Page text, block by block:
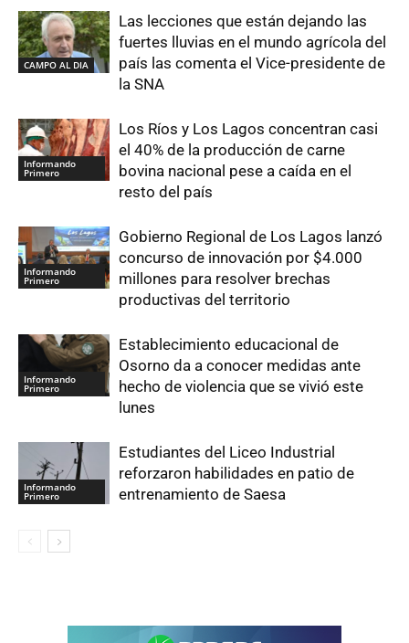
CAMPO AL DIA
Las lecciones que están dejando las
fuertes lluvias en el mundo agrícola del
país las comenta el Vice-presidente de
la SNA
Informando
Primero
Los Ríos y Los Lagos concentran casi
el 40% de la producción de carne
bovina nacional pese a caída en el
resto del país
Informando
Primero
Gobierno Regional de Los Lagos lanzó
concurso de innovación por $4.000
millones para resolver brechas
productivas del territorio
Informando
Primero
Establecimiento educacional de
Osorno da a conocer medidas ante
hecho de violencia que se vivió este
lunes
Informando
Primero
Estudiantes del Liceo Industrial
reforzaron habilidades en patio de
entrenamiento de Saesa